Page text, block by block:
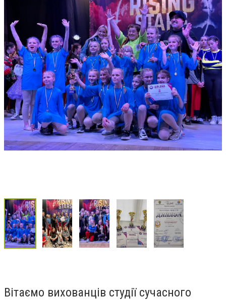
Вітаємо вихованців студії сучасного